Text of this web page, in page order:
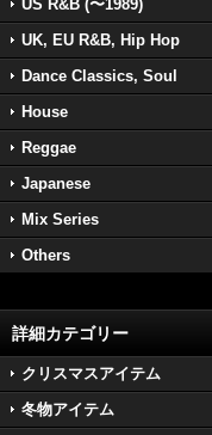
US R&B (〜1989)
UK, EU R&B, Hip Hop
Dance Classics, Soul
House
Reggae
Japanese
Mix Series
Others
詳細カテゴリー
クリスマスアイテム
冬物アイテム